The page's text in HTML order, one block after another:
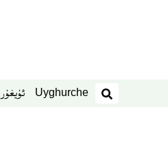
Uyghurche
издәш